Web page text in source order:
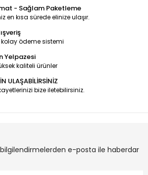
- Sağlam Paketleme
en kısa sürede elinize ulaşır.
kolay ödeme sistemi
Yelpazesi
kaliteli ürünler
ULAŞABİLİRSİNİZ
bize iletebilirsiniz.
e-posta ile haberdar